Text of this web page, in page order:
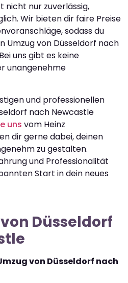
nicht nur zuverlässig,
Wir bieten dir faire Preise
sodass du
Umzug von Düsseldorf nach
uns gibt es keine
unangenehme
und professionellen
nach Newcastle
uns vom Heinz
dir gerne dabei, deinen
zu gestalten.
und Professionalität
Start in dein neues
Düsseldorf
von Düsseldorf nach